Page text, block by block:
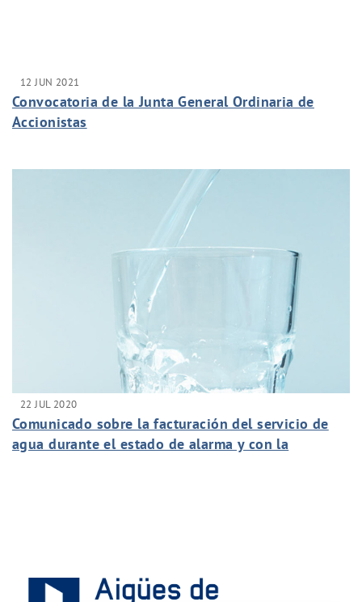
12 JUN 2021
Convocatoria de la Junta General Ordinaria de
Accionistas
22 JUL 2020
Comunicado sobre la facturación del servicio de
agua durante el estado de alarma y con la